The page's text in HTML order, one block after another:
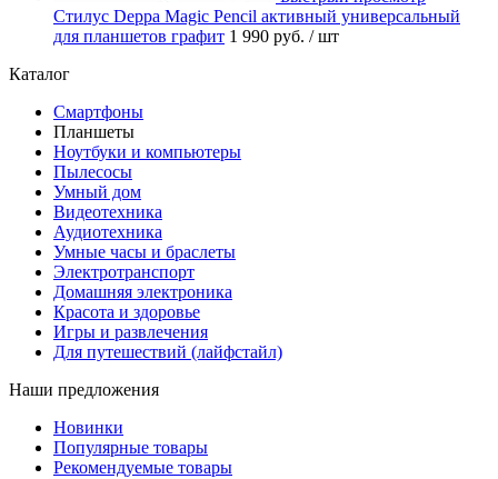
Стилус Deppa Magic Pencil активный универсальный
для планшетов графит 1 990 руб. / шт
Каталог
Смартфоны
Планшеты
Ноутбуки и компьютеры
Пылесосы
Умный дом
Видеотехника
Аудиотехника
Умные часы и браслеты
Электротранспорт
Домашняя электроника
Красота и здоровье
Игры и развлечения
Для путешествий (лайфстайл)
Наши предложения
Новинки
Популярные товары
Рекомендуемые товары